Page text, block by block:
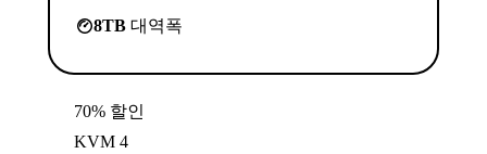
8TB 대역폭
70% 할인
KVM 4